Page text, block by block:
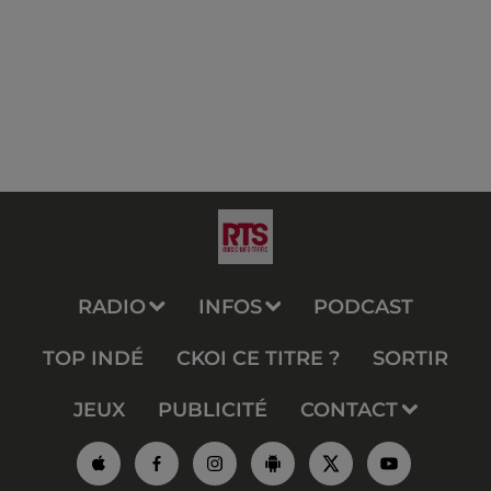
RADIO INFOS PODCAST
TOP INDÉ CKOI CE TITRE ? SORTIR
JEUX PUBLICITÉ CONTACT